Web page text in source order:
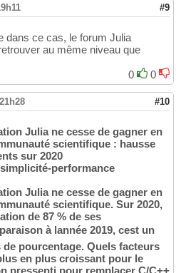
#9
dans ce cas, le forum Julia
au même niveau que
0
0
#10
Julia ne cesse de gagner en
scientifique : hausse
sur 2020
performance
Julia ne cesse de gagner en
scientifique. Sur 2020,
de 87 % de ses
à lannée 2019, cest un
pourcentage. Quels facteurs
en plus croissant pour le
pressenti pour remplacer C/C++